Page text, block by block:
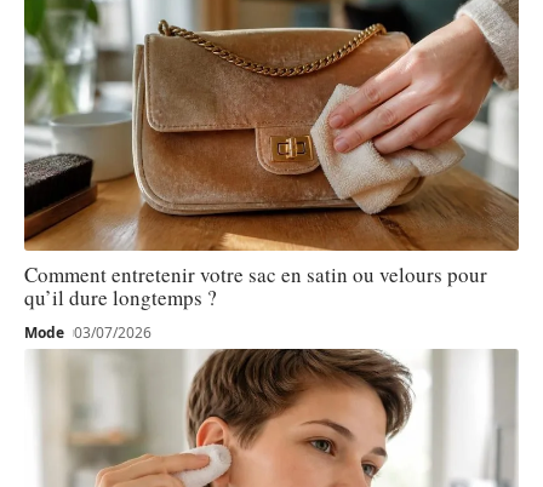
Comment entretenir votre sac en satin ou velours pour
qu’il dure longtemps ?
Mode 03/07/2026